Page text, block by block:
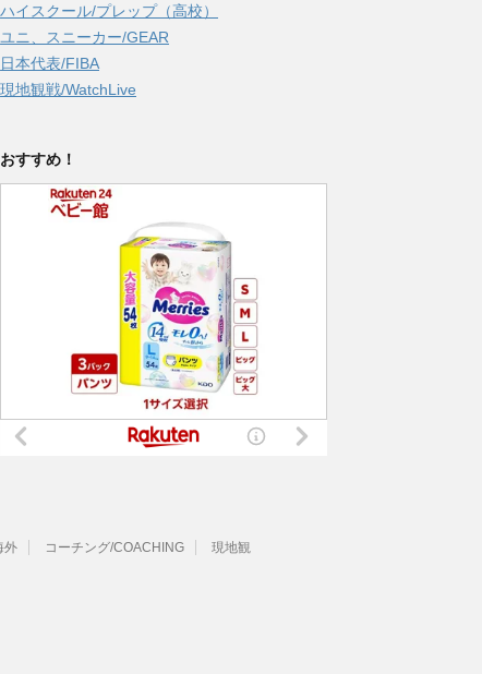
ハイスクール/プレップ（高校）
ユニ、スニーカー/GEAR
日本代表/FIBA
現地観戦/WatchLive
おすすめ！
外 コーチング/COACHING
現地観